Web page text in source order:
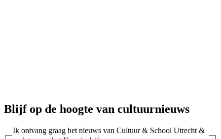
Blijf op de hoogte van cultuurnieuws
Ik ontvang graag het nieuws van Cultuur & School Utrecht &